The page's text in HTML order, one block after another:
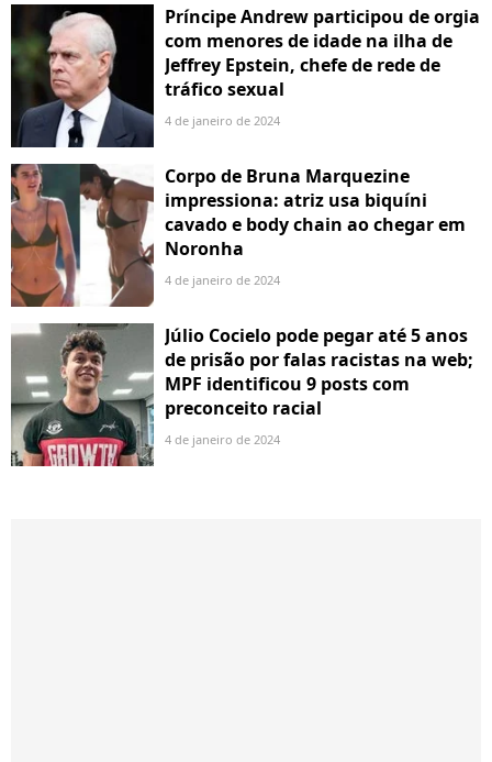
Príncipe Andrew participou de orgia
com menores de idade na ilha de
Jeffrey Epstein, chefe de rede de
tráfico sexual
4 de janeiro de 2024
Corpo de Bruna Marquezine
impressiona: atriz usa biquíni
cavado e body chain ao chegar em
Noronha
4 de janeiro de 2024
Júlio Cocielo pode pegar até 5 anos
de prisão por falas racistas na web;
MPF identificou 9 posts com
preconceito racial
4 de janeiro de 2024